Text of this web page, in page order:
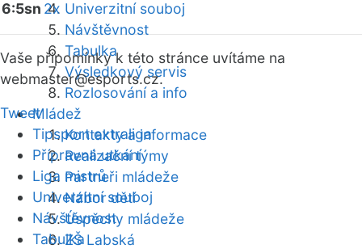
Univerzitní souboj
Návštěvnost
Tabulka
Výsledkový servis
Rozlosování a info
Mládež
Kontakty a informace
Realizační týmy
Partneři mládeže
Nábor dětí
Úspěchy mládeže
ZŠ Labská
6:5sn 2x
Vaše připomínky k této stránce uvítáme na
webmaster@esports.cz.
Tweet
Tipsport extraliga
Přípravná utkání
Liga mistrů
Univerzitní souboj
Návštěvnost
Tabulka